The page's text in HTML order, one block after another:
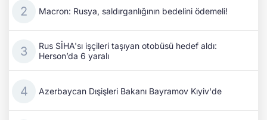
Macron: Rusya, saldırganlığının bedelini ödemeli!
Rus SİHA'sı işçileri taşıyan otobüsü hedef aldı:
Herson’da 6 yaralı
Azerbaycan Dışişleri Bakanı Bayramov Kıyiv'de